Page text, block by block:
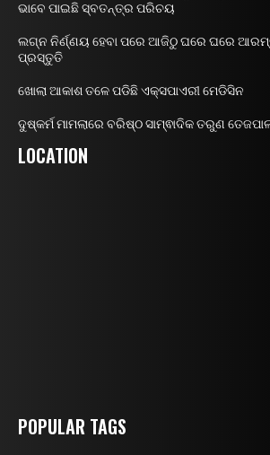
ଭାବେ ପାଇଛି ସ୍ବତନ୍ତ୍ର ପରିଚୟ
ଲଗ୍ନ ନିର୍ଣ୍ଣୟ ହେବା ପରେ ଆଜିଠୁ ଘରେ ଘରେ
ପ୍ରସ୍ତୁତି
ଖୋଲା ଆକାଶ ତଳେ ପଡିଛି ଏକ୍ସପାଏରୀ ମେଡିସିନ
ଦୁଷ୍କର୍ମ ମାମଲାରେ ବରିଷ୍ଠ ସାମ୍ଵାଦିକ ତରୁଣ
LOCATION
POPULAR TAGS